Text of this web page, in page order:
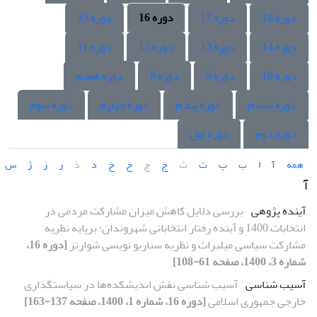
دوره 18
دوره 17 دوره 16
دوره 15
دوره 14
دوره 13 دوره 12
دوره 11
دوره 10
دوره 9 دوره 8
دوره هفتم
دوره ششم
دوره پنجم دوره چهارم
دوره سوم
دوره دوم
دوره اول
همه آ ا ب پ ت ث ج چ ح خ د ذ ر ز ژ س
آ
آینده پژوهی بررسی دلایل کاهش میزان مشارکت مردمی در
انتخابات 1400 و آینده رفتار انتخاباتی شهروندان؛ برپایه نظریه
مشارکت سیاسی میلبراث و نظریه سناریو نویسی شوارتز
[دوره 16،
شماره 3، 1400، صفحه 61-108]
آسیب شناسی آسیب شناسی نقش اندیشکده‌ها در سیاستگذاری
خارجی جمهوری اسلامی[دوره 16، شماره 1، 1400، صفحه 137-163]